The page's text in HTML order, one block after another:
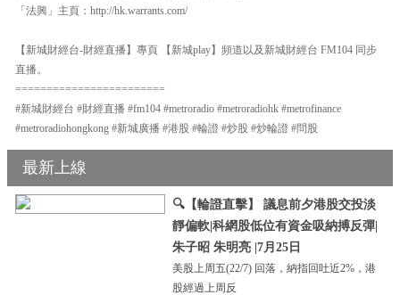
「法興」主頁：http://hk.warrants.com/
【新城財經台-財經直播】專頁 【新城play】頻道以及新城財經台 FM104 同步
直播。
========================
#新城財經台 #財經直播 #fm104 #metroradio #metroradiohk #metrofinance
#metroradiohongkong #新城廣播 #港股 #輪證 #炒股 #炒輪證 #問股
最新上線
🔍【輪證直擊】 議息前夕港股交投淡
靜偏軟|科網股低位有資金吸納搏反彈|
朱子昭 朱明亮 |7月25日
美股上周五(22/7) 回落，納指回吐近2%，港
股經過上周反